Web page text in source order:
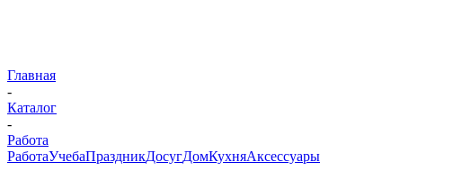
Главная
-
Каталог
-
Работа
РаботаУчебаПраздникДосугДомКухняАксессуары